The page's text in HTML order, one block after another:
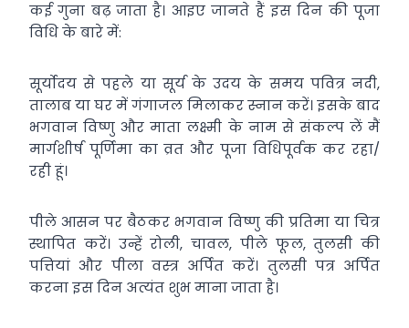
कई गुना बढ़ जाता है। आइए जानते हैं इस दिन की पूजा
विधि के बारे में:
सूर्योदय से पहले या सूर्य के उदय के समय पवित्र नदी,
तालाब या घर में गंगाजल मिलाकर स्नान करें। इसके बाद
भगवान विष्णु और माता लक्ष्मी के नाम से संकल्प लें मैं
मार्गशीर्ष पूर्णिमा का व्रत और पूजा विधिपूर्वक कर रहा/
रही हूं।
पीले आसन पर बैठकर भगवान विष्णु की प्रतिमा या चित्र
स्थापित करें। उन्हें रोली, चावल, पीले फूल, तुलसी की
पत्तियां और पीला वस्त्र अर्पित करें। तुलसी पत्र अर्पित
करना इस दिन अत्यंत शुभ माना जाता है।